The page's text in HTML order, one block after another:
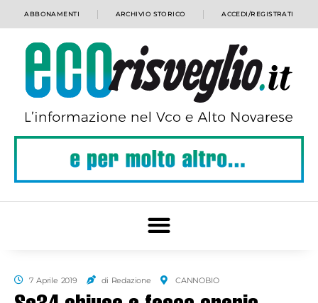
ABBONAMENTI ARCHIVIO STORICO ACCEDI/REGISTRATI
7 Aprile 2019 di Redazione CANNOBIO